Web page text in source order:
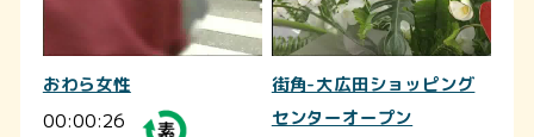
おわら女性
00:00:26
街角-大広田ショッピング
センターオープン